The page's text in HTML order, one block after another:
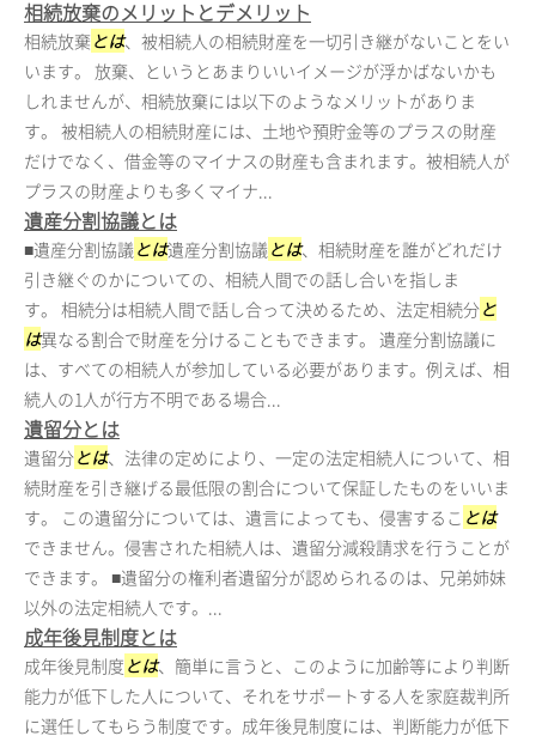
相続放棄のメリットとデメリット
相続放棄 とは、被相続人の相続財産を一切引き継がないことをい
います。 放棄、というとあまりいいイメージが浮かばないかも
しれませんが、相続放棄には以下のようなメリットがありま
す。 被相続人の相続財産には、土地や預貯金等のプラスの財産
だけでなく、借金等のマイナスの財産も含まれます。被相続人が
プラスの財産よりも多くマイナ...
遺産分割協議とは
■遺産分割協議とは遺産分割協議とは、相続財産を誰がどれだけ
引き継ぐのかについての、相続人間での話し合いを指しま
す。 相続分は相続人間で話し合って決めるため、法定相続分と
は異なる割合で財産を分けることもできます。 遺産分割協議に
は、すべての相続人が参加している必要があります。例えば、相
続人の1人が行方不明である場合...
遺留分とは
遺留分とは、法律の定めにより、一定の法定相続人について、相
続財産を引き継げる最低限の割合について保証したものをいいま
す。 この遺留分については、遺言によっても、侵害するこ とは
できません。侵害された相続人は、遺留分減殺請求を行うことが
できます。 ■遺留分の権利者遺留分が認められるのは、兄弟姉妹
以外の法定相続人です。...
成年後見制度とは
成年後見制度 とは、簡単に言うと、このように加齢等により判断
能力が低下した人について、それをサポートする人を家庭裁判所
に選任してもらう制度です。成年後見制度には、判断能力が低下